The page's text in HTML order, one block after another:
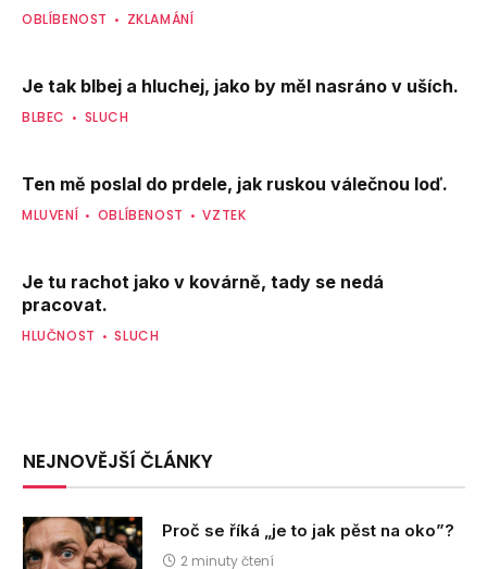
OBLÍBENOST ZKLAMÁNÍ
Je tak blbej a hluchej, jako by měl nasráno v uších.
BLBEC SLUCH
Ten mě poslal do prdele, jak ruskou válečnou loď.
MLUVENÍ OBLÍBENOST VZTEK
Je tu rachot jako v kovárně, tady se nedá
pracovat.
HLUČNOST SLUCH
NEJNOVĚJŠÍ ČLÁNKY
Proč se říká „je to jak pěst na oko”?
2 minuty čtení